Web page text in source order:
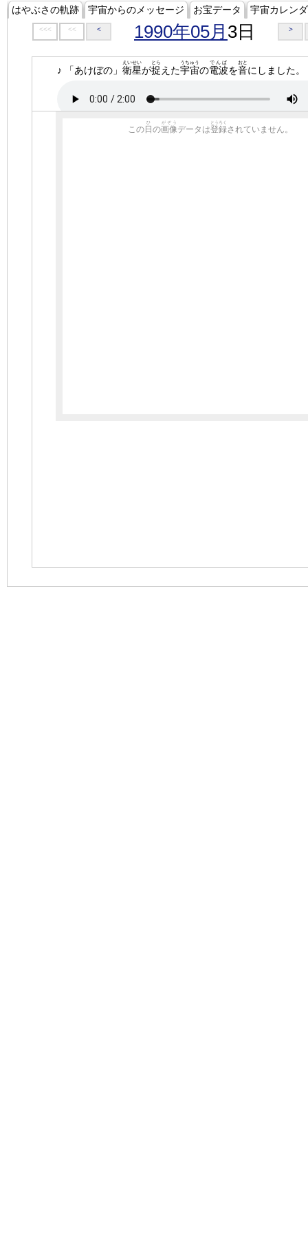
はやぶさの軌跡 宇宙からのメッセージ お宝データ 宇宙カレン
<<< << < 1990年05月 3日 >
♪ 「あけぼの」 衛星
えいせい
が捉
とら
えた宇宙
うちゅう
の電波
でんぱ
を音
おと
にしました。
この 日
ひ
の画像
がぞう
データは登録
とうろく
されていません。